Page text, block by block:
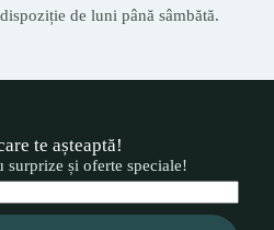
de luni până sâmbătă.
te așteaptă!
surprize și oferte speciale!